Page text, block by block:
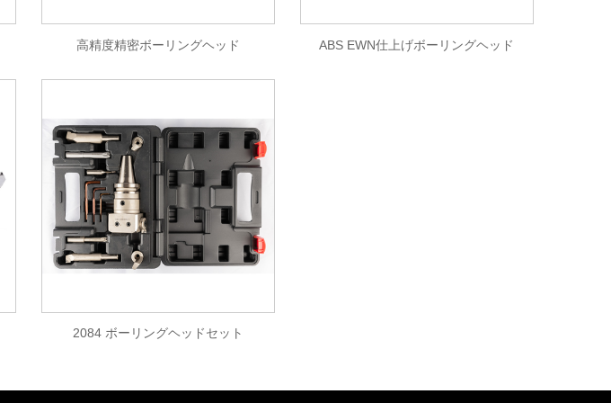
高精度精密ボーリングヘッド ABS EWN仕上げボーリングヘッド
2084 ボーリングヘッドセット